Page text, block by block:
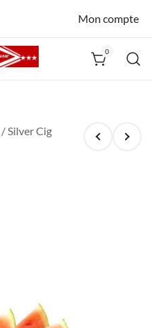
Mon compte
0
/ Silver Cig